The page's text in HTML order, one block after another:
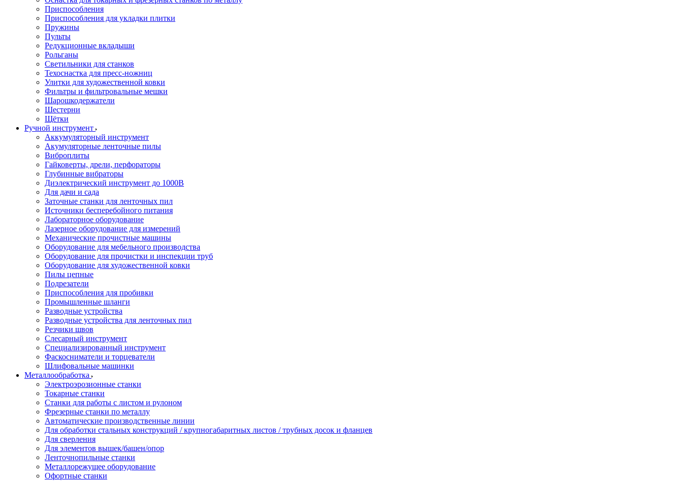
Приспособления
Приспособления для укладки плитки
Пружины
Пульты
Редукционные вкладыши
Рольганы
Светильники для станков
Техоснастка для пресс-ножниц
Улитки для художественной ковки
Фильтры и фильтровальные мешки
Шарошкодержатели
Шестерни
Щётки
Ручной инструмент
Аккумуляторный инструмент
Акумуляторные ленточные пилы
Виброплиты
Гайковерты, дрели, перфораторы
Глубинные вибраторы
Диэлектрический инструмент до 1000В
Для дачи и сада
Заточные станки для ленточных пил
Источники бесперебойного питания
Лабораторное оборудование
Лазерное оборудование для измерений
Механические прочистные машины
Оборудование для мебельного производства
Оборудование для прочистки и инспекции труб
Оборудование для художественной ковки
Пилы цепные
Подрезатели
Приспособления для пробивки
Промышленные шланги
Разводные устройства
Разводные устройства для ленточных пил
Резчики швов
Слесарный инструмент
Специализированный инструмент
Фаскосниматели и торцеватели
Шлифовальные машинки
Металлообработка
Электроэрозионные станки
Токарные станки
Станки для работы с листом и рулоном
Фрезерные станки по металлу
Автоматические производственные линии
Для обработки стальных конструкций / крупногабаритных листов / трубных досок и фланцев
Для сверления
Для элементов вышек/башен/опор
Ленточнопильные станки
Металлорежущее оборудование
Офортные станки